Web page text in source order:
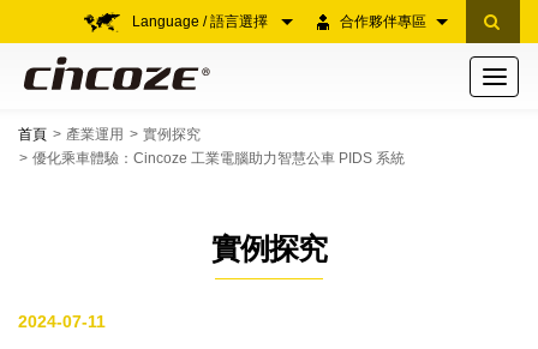
合作夥伴專區
Language / 語言選擇
Toggle
首頁 產業運用
實例探究
優化乘車體驗：Cincoze 工業電腦助力智慧公車 PIDS 系統
實例探究
2024-07-11